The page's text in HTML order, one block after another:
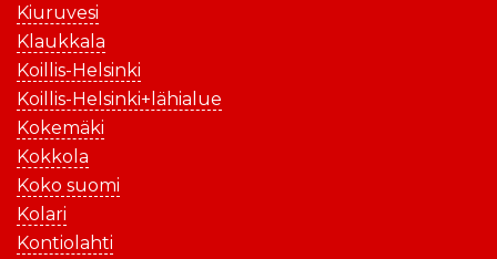
Kiuruvesi
Klaukkala
Koillis-Helsinki
Koillis-Helsinki+lähialue
Kokemäki
Kokkola
Koko suomi
Kolari
Kontiolahti